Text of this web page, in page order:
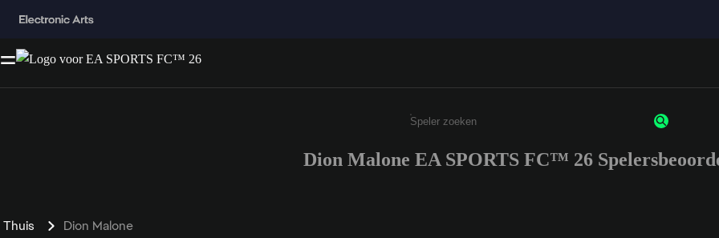
Enter a minimum of 3 characters or numbers
Dion Malone EA SPORTS FC™ 26
Thuis Dion Malone